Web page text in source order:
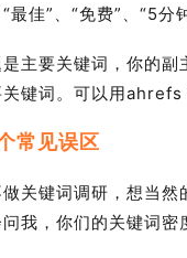
“最佳”、“免费”、“5分
主要关键词，你的
键词。可以用
常见误区
关键词调研，想当
我，你们的关键词密